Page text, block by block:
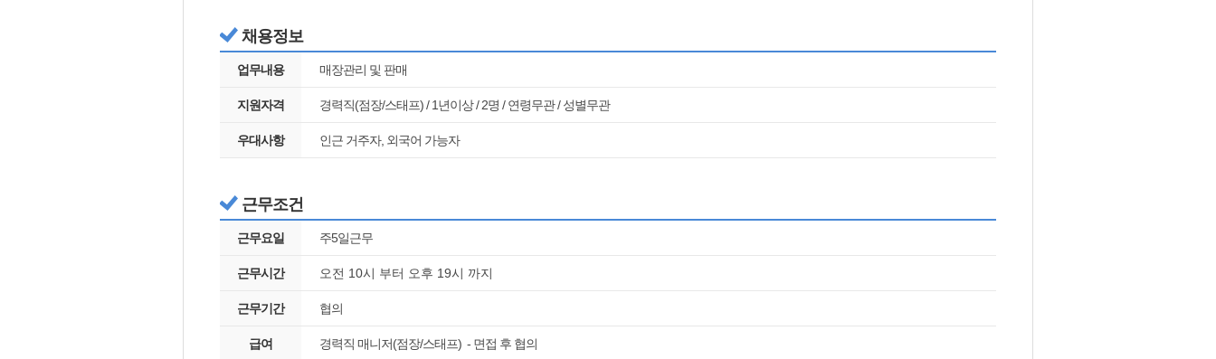
채용정보
업무내용 매장관리 및 판매
지원자격 경력직(점장/스태프) / 1년이상 / 2명 / 연령무관 / 성별무관
우대사항 인근 거주자, 외국어 가능자
근무조건
근무요일 주5일근무
근무시간 오전 10시 부터 오후 19시 까지
근무기간 협의
급여 경력직 매니저(점장/스태프) - 면접 후 협의